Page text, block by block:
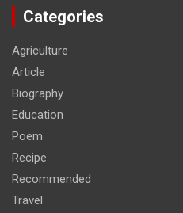
Categories
Agriculture
Article
Biography
Education
Poem
Recipe
Recommended
Travel